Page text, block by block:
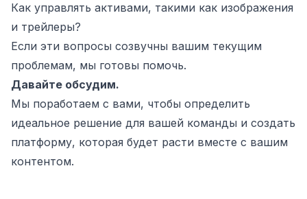
Как управлять активами, такими как изображения
и трейлеры?
Если эти вопросы созвучны вашим текущим
проблемам, мы готовы помочь.
Давайте обсудим.
Мы поработаем с вами, чтобы определить
идеальное решение для вашей команды и создать
платформу, которая будет расти вместе с вашим
контентом.